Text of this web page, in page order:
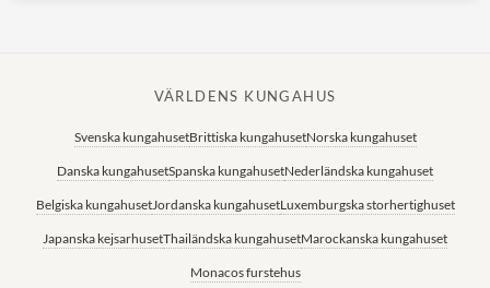
VÄRLDENS KUNGAHUS
Svenska kungahusetBrittiska kungahusetNorska kungahuset
Danska kungahusetSpanska kungahusetNederländska kungahuset
Belgiska kungahusetJordanska kungahusetLuxemburgska storhertighuset
Japanska kejsarhusetThailändska kungahusetMarockanska kungahuset
Monacos furstehus